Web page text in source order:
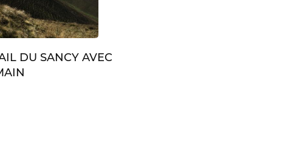
DU SANCY AVEC